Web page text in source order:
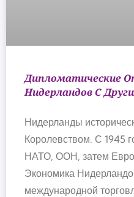
Дипломатические
Нидерландов С
Нидерланды
Королевством. С 1945
НАТО, ООН, затем
Экономика
международной